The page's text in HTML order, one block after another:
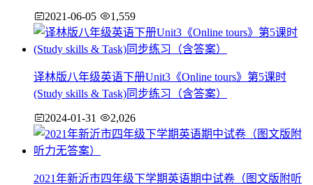
2021-06-05 1,559
译林版八年级英语下册Unit3《Online tours》第5课时
(Study skills & Task)同步练习（含答案）
2024-01-31 2,026
2021年新沂市四年级下学期英语期中试卷（图文版附听